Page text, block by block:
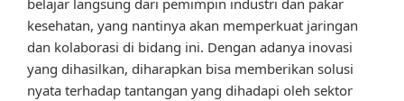
belajar langsung dari pemimpin industri dan pakar
kesehatan, yang nantinya akan memperkuat jaringan
dan kolaborasi di bidang ini. Dengan adanya inovasi
yang dihasilkan, diharapkan bisa memberikan solusi
nyata terhadap tantangan yang dihadapi oleh sektor